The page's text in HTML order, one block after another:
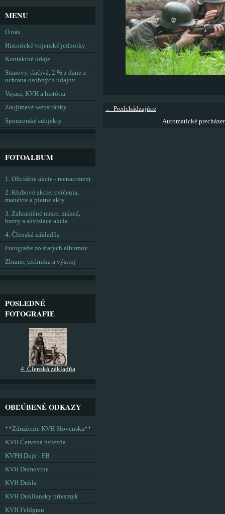
← Predchádzajúce
Automatické
MENU
O nás
Historické vojenské jednotky
Kontaktné údaje
Stanovy, tlačivá, 2 % z dane a
ochrana osobných údajov
Vojaci, KVH a história
Zaujímavé webstránky
Sponzorské subjekty
FOTOALBUM
1. Oficiálne akcie - reenactment
2. Klubové akcie, cvičenia,
manévre a pietne akty
3. Zahraničné misie, múzeá,
burzy a súvisiace akcie
4. Členská základňa
Fotografie zo starých albumov
Zbrane, technika a výstroj
POSLEDNÉ
FOTOGRAFIE
4. Členská základňa
OBĽÚBENÉ ODKAZY
**Združenie KVH Slovenska**
KVH Červená hviezda
KVPH Dojč - FB
KVH Domovina
KVH Dukla
KVH Dukliansky priesmyk
KVH Feldgrau